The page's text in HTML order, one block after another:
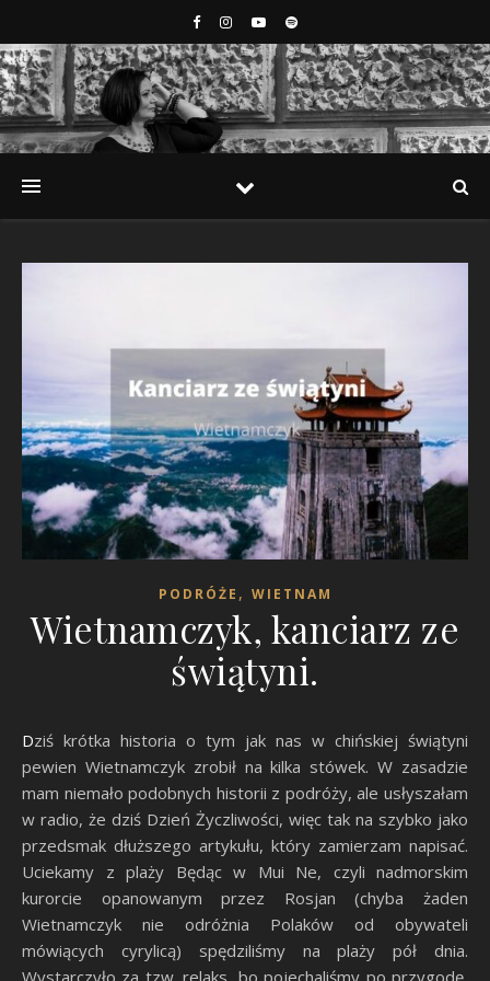
PODRÓŻE , WIETNAM
Wietnamczyk, kanciarz ze
świątyni.
Dziś krótka historia o tym jak nas w chińskiej świątyni
pewien Wietnamczyk zrobił na kilka stówek. W zasadzie
mam niemało podobnych historii z podróży, ale usłyszałam
w radio, że dziś Dzień Życzliwości, więc tak na szybko jako
przedsmak dłuższego artykułu, który zamierzam napisać.
Uciekamy z plaży Będąc w Mui Ne, czyli nadmorskim
kurorcie opanowanym przez Rosjan (chyba żaden
Wietnamczyk nie odróżnia Polaków od obywateli
mówiących cyrylicą) spędziliśmy na plaży pół dnia.